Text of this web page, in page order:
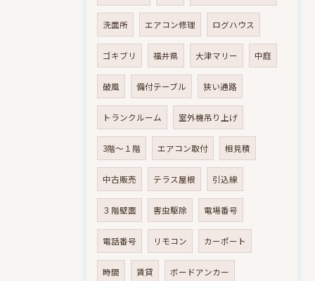
洗面所 エアコン修理 ログハウス
ゴキブリ 福井県 大津マリー 中庭
破風 備付テーブル 狭い通路
トランクルーム 室外機吊り上げ
3階～１階 エアコン取付 相見積
中古販売 テラス屋根 引込線
３階壁面 害虫駆除 電場番号
電話番号 リモコン カーポート
時間 賃貸 ボードアンカー